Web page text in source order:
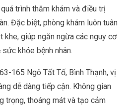
trình thăm khám và điều trị
Đặc biệt, phòng khám luôn tuân
khe, giúp ngăn ngừa các nguy cơ
khỏe bệnh nhân.
165 Ngô Tất Tố, Bình Thạnh, vị
dễ dàng tiếp cận. Không gian
trọng, thoáng mát và tạo cảm